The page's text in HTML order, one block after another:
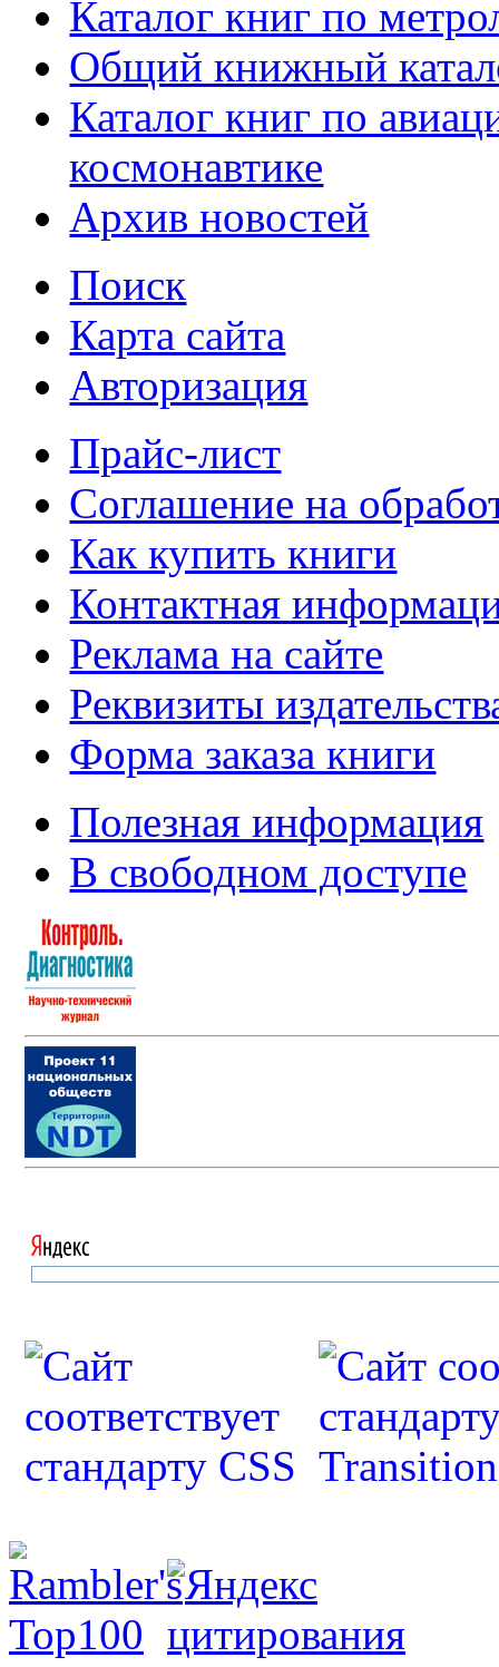
Каталог книг по
Общий книжный
Каталог книг по
космонавтике
Архив новостей
Поиск
Карта сайта
Авторизация
Прайс-лист
Соглашение на
Как купить книги
Контактная
Реклама на сайте
Реквизиты
Форма заказа книги
Полезная информация
В свободном доступе